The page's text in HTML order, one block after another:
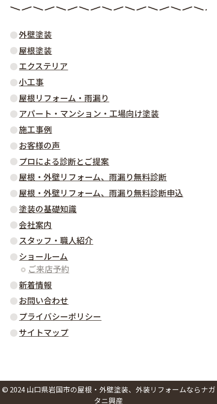
外壁塗装
屋根塗装
エクステリア
小工事
屋根リフォーム・雨漏り
アパート・マンション・工場向け塗装
施工事例
お客様の声
プロによる診断とご提案
屋根・外壁リフォーム、雨漏り無料診断
屋根・外壁リフォーム、雨漏り無料診断申込
塗装の基礎知識
会社案内
スタッフ・職人紹介
ショールーム
ご来店予約
新着情報
お問い合わせ
プライバシーポリシー
サイトマップ
© 2024 山口県岩国市の屋根・外壁塗装、外装リフォームならナガ
タニ興産